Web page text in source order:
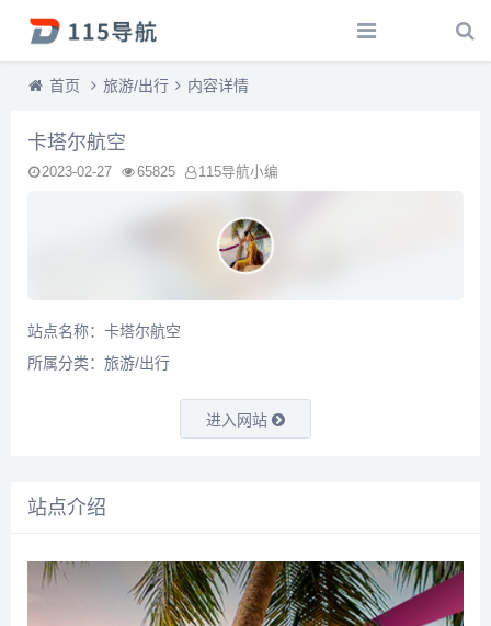
首页 旅游/出行 内容详情
卡塔尔航空
2023-02-27 65825 115导航小编
站点名称：卡塔尔航空
所属分类： 旅游/出行
进入网站
站点介绍